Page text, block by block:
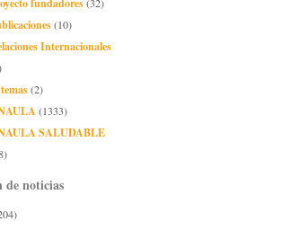
(10)
Internacionales
(2)
(1333)
SALUDABLE
de noticias